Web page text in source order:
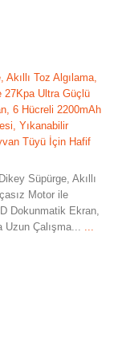
Toz Algılama,
27Kpa Ultra Güçlü
6 Hücreli 2200mAh
Yıkanabilir
Tüyü İçin Hafif
Süpürge, Akıllı
Motor ile
Dokunmatik Ekran,
Çalışma...